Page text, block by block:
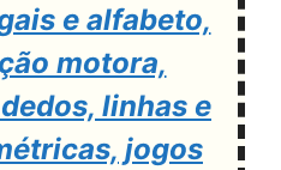
e alfabeto,
motora,
linhas e
jogos